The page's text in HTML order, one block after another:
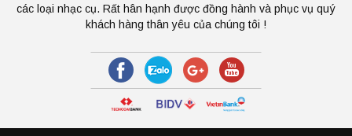
các loại nhạc cụ. Rất hân hạnh được đồng hành và phục vụ quý
khách hàng thân yêu của chúng tôi !